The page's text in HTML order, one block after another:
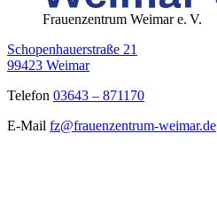
Frauenzentrum Weimar e. V.
Schopenhauerstraße 21
99423 Weimar
Telefon 03643 – 871170
E-Mail fz@frauenzentrum-weimar.de